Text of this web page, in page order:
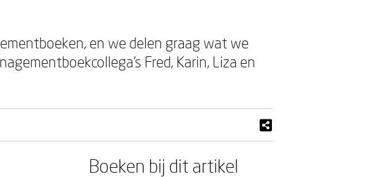
en we delen graag wat we
Fred, Karin, Liza en
Boeken bij dit artikel